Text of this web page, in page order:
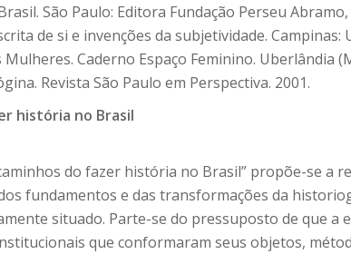
São Paulo: Editora Fundação Perseu Abramo,
de si e invenções da subjetividade. Campinas:
Caderno Espaço Feminino. Uberlândia
Revista São Paulo em Perspectiva. 2001.
história no Brasil
do fazer história no Brasil” propõe-se a
fundamentos e das transformações da
situado. Parte-se do pressuposto de que a
que conformaram seus objetos,